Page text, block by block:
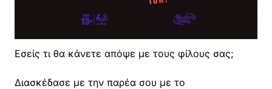
Εσείς τι θα κάνετε απόψε με τους φίλους σας;
Διασκέδασε με την παρέα σου με το